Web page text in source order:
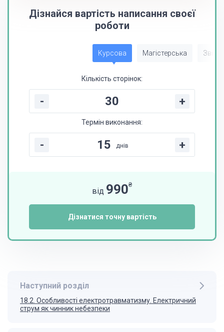
Дізнайся вартість написання своєї
роботи
Курсова Магістерська Звіт
Кількість сторінок:
- +
Термін виконання:
- днів +
від 990₴
Дізнатися точну вартість
Наступний розділ
18.2. Особливості електротравматизму. Електричний
струм як чинник небезпеки